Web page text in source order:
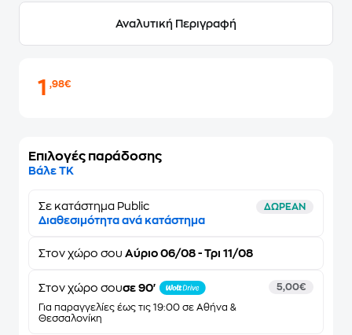
Αναλυτική Περιγραφή
1,98€
Επιλογές παράδοσης
Βάλε ΤΚ
Σε κατάστημα Public ΔΩΡΕΑΝ
Διαθεσιμότητα ανά κατάστημα
Στον χώρο σου Αύριο 06/08 - Τρι 11/08
Στον χώρο σουσε 90'
Για παραγγελίες έως τις 19:00 σε Αθήνα &
Θεσσαλονίκη
5,00€